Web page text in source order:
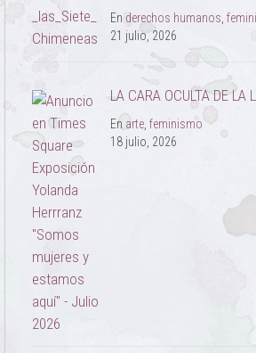
En derechos humanos
21 julio, 2026
LA CARA OCULTA DE LA
En arte, feminismo
18 julio, 2026